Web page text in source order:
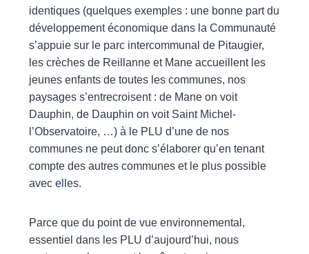
identiques (quelques exemples : une bonne part du
développement économique dans la Communauté
s’appuie sur le parc intercommunal de Pitaugier,
les crèches de Reillanne et Mane accueillent les
jeunes enfants de toutes les communes, nos
paysages s’entrecroisent : de Mane on voit
Dauphin, de Dauphin on voit Saint Michel-
l’Observatoire, …) à le PLU d’une de nos
communes ne peut donc s’élaborer qu’en tenant
compte des autres communes et le plus possible
avec elles.
Parce que du point de vue environnemental,
essentiel dans les PLU d’aujourd’hui, nous